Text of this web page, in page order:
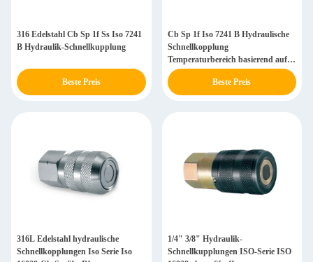
316 Edelstahl Cb Sp 1f Ss Iso 7241
B Hydraulik-Schnellkupplung
Beste Preis
Cb Sp 1f Iso 7241 B Hydraulische
Schnellkopplung
Temperaturbereich basierend auf
Dichtungsmaterial
Beste Preis
316L Edelstahl hydraulische
Schnellkopplungen Iso Serie Iso
1/4" 3/8" Hydraulik-
Schnellkupplungen ISO-Serie ISO